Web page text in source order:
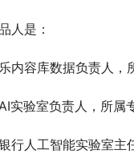
人是：
内容库数据负责人，
实验室负责人，所属
行人工智能实验室